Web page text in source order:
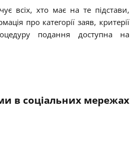
всіх, хто має на те підстави,
про категорії заяв, критерії
подання доступна на
в соціальних мережах